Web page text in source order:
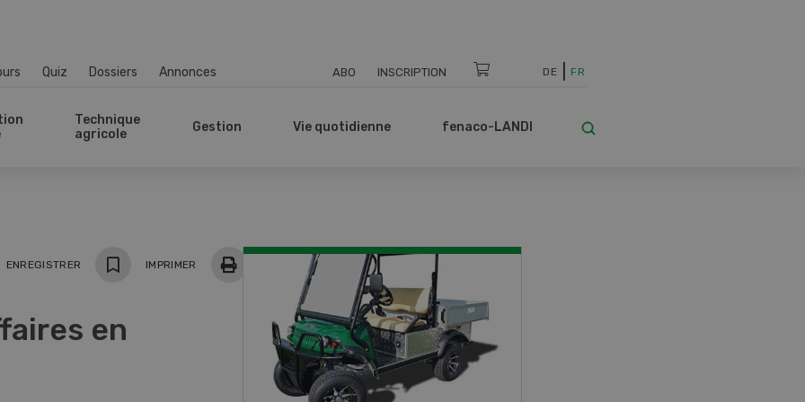
Quiz Dossiers Annonces ABO INSCRIPTION DE FR
Technique
agricole
Gestion Vie quotidienne fenaco-LANDI
ENREGISTRER IMPRIMER
en